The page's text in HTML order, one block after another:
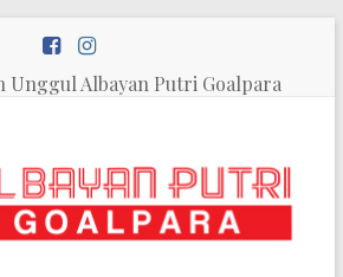
Unggul Albayan Putri Goalpara